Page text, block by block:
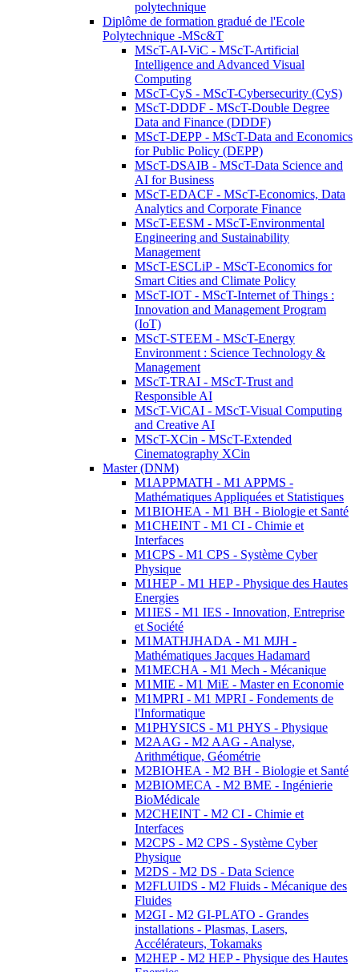
polytechnique
Diplôme de formation gradué de l'Ecole
Polytechnique -MSc&T
MScT-AI-ViC - MScT-Artificial
Intelligence and Advanced Visual
Computing
MScT-CyS - MScT-Cybersecurity (CyS)
MScT-DDDF - MScT-Double Degree
Data and Finance (DDDF)
MScT-DEPP - MScT-Data and Economics
for Public Policy (DEPP)
MScT-DSAIB - MScT-Data Science and
AI for Business
MScT-EDACF - MScT-Economics, Data
Analytics and Corporate Finance
MScT-EESM - MScT-Environmental
Engineering and Sustainability
Management
MScT-ESCLiP - MScT-Economics for
Smart Cities and Climate Policy
MScT-IOT - MScT-Internet of Things :
Innovation and Management Program
(IoT)
MScT-STEEM - MScT-Energy
Environment : Science Technology &
Management
MScT-TRAI - MScT-Trust and
Responsible AI
MScT-ViCAI - MScT-Visual Computing
and Creative AI
MScT-XCin - MScT-Extended
Cinematography XCin
Master (DNM)
M1APPMATH - M1 APPMS -
Mathématiques Appliquées et Statistiques
M1BIOHEA - M1 BH - Biologie et Santé
M1CHEINT - M1 CI - Chimie et
Interfaces
M1CPS - M1 CPS - Système Cyber
Physique
M1HEP - M1 HEP - Physique des Hautes
Energies
M1IES - M1 IES - Innovation, Entreprise
et Société
M1MATHJHADA - M1 MJH -
Mathématiques Jacques Hadamard
M1MECHA - M1 Mech - Mécanique
M1MIE - M1 MiE - Master en Economie
M1MPRI - M1 MPRI - Fondements de
l'Informatique
M1PHYSICS - M1 PHYS - Physique
M2AAG - M2 AAG - Analyse,
Arithmétique, Géométrie
M2BIOHEA - M2 BH - Biologie et Santé
M2BIOMECA - M2 BME - Ingénierie
BioMédicale
M2CHEINT - M2 CI - Chimie et
Interfaces
M2CPS - M2 CPS - Système Cyber
Physique
M2DS - M2 DS - Data Science
M2FLUIDS - M2 Fluids - Mécanique des
Fluides
M2GI - M2 GI-PLATO - Grandes
installations - Plasmas, Lasers,
Accélérateurs, Tokamaks
M2HEP - M2 HEP - Physique des Hautes